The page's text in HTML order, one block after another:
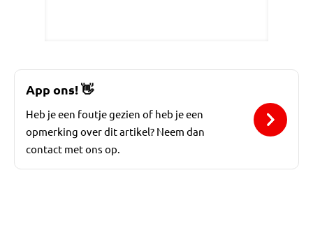
App ons!👋
Heb je een foutje gezien of heb je een
opmerking over dit artikel? Neem dan
contact met ons op.